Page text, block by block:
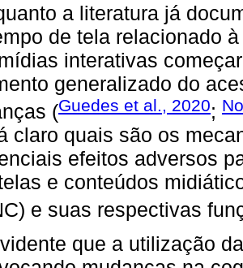
a literatura já
de tela relacionado
interativas
generalizado do
(Guedes et al., 2020;
claro quais são os
efeitos adversos
e conteúdos
e suas respectivas
que a utilização